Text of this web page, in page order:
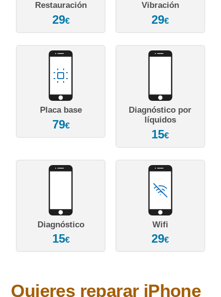
Restauración
29€
Vibración
29€
Placa base
79€
Diagnóstico por
líquidos
15€
Diagnóstico
15€
Wifi
29€
Quieres reparar iPhone